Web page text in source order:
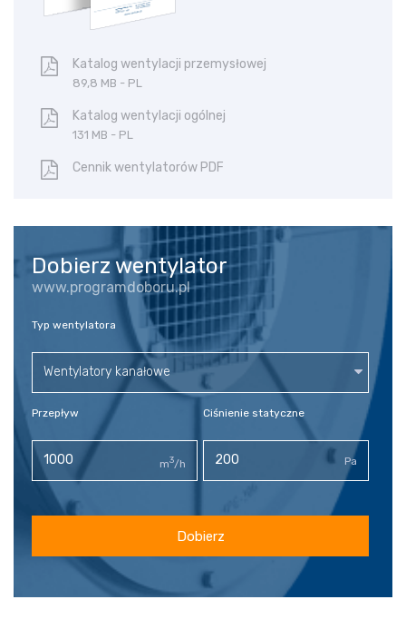
Katalog wentylacji przemysłowej
89,8 MB - PL
Katalog wentylacji ogólnej
131 MB - PL
Cennik wentylatorów PDF
Dobierz wentylator
www.programdoboru.pl
Typ wentylatora
Wentylatory kanałowe
Przepływ
m3/h
Ciśnienie statyczne
Pa
Dobierz